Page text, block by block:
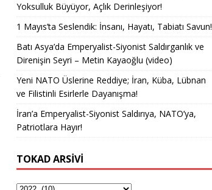
Yoksulluk Büyüyor, Açlık Derinleşiyor!
1 Mayıs’ta Seslendik: İnsanı, Hayatı, Tabiatı Savun!
Batı Asya’da Emperyalist-Siyonist Saldırganlık ve
Direnişin Seyri – Metin Kayaoğlu (video)
Yeni NATO Üslerine Reddiye; İran, Küba, Lübnan
ve Filistinli Esirlerle Dayanışma!
İran’a Emperyalist-Siyonist Saldırıya, NATO’ya,
Patriotlara Hayır!
TOKAD ARSIVI